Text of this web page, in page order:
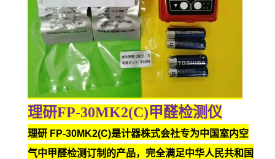
理研FP-30MK2(C)甲醛检测仪
理研 FP-30MK2(C)是计器株式会社专为中国室内空
气中甲醛检测订制的产品，完全满足中华人民共和国